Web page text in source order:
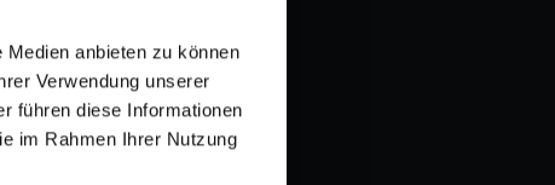
anbieten zu können
Verwendung unserer
führen diese Informationen
im Rahmen Ihrer Nutzung